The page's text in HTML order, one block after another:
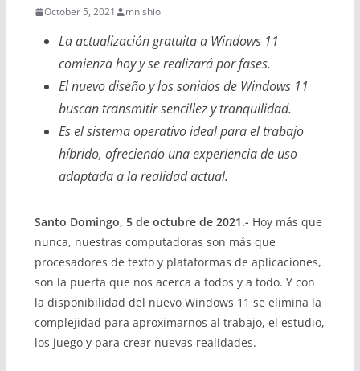
October 5, 2021 mnishio
La actualización gratuita a Windows 11
comienzahoy y se realizará por fases.
El nuevo diseño y los sonidos de Windows 11
buscan transmitir sencillez y tranquilidad.
Es el sistema operativo ideal para el trabajo
híbrido, ofreciendo una experiencia de uso
adaptada a la realidad actual.
Santo Domingo, 5 de octubre de 2021.- Hoy más que
nunca, nuestras computadoras son más que
procesadores de texto y plataformas de aplicaciones,
son la puerta que nos acerca a todos y a todo. Y con
la disponibilidad del nuevo Windows 11 se elimina la
complejidad para aproximarnos al trabajo, el estudio,
los juego y para crear nuevas realidades.